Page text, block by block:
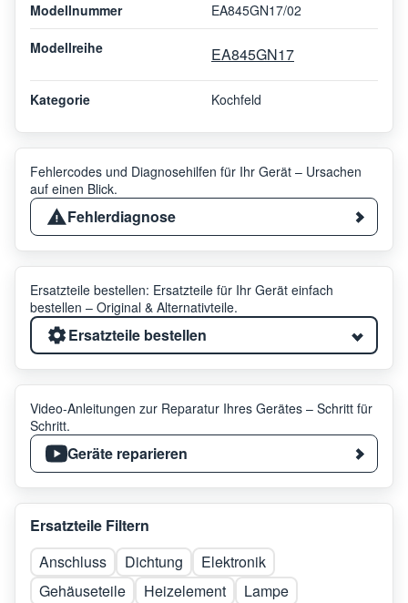
Modellnummer EA845GN17/02
Modellreihe EA845GN17
Kategorie Kochfeld
Fehlercodes und Diagnosehilfen für Ihr Gerät – Ursachen
auf einen Blick.
Fehlerdiagnose
Ersatzteile bestellen: Ersatzteile für Ihr Gerät einfach
bestellen – Original & Alternativteile.
Ersatzteile bestellen
Video-Anleitungen zur Reparatur Ihres Gerätes – Schritt für
Schritt.
Geräte reparieren
Ersatzteile Filtern
Anschluss
Dichtung
Elektronik
Gehäuseteile
Heizelement
Lampe